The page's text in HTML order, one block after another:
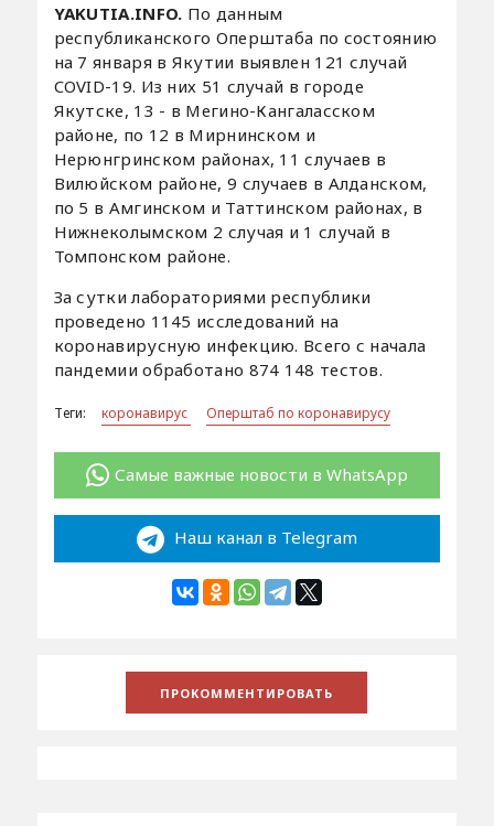
YAKUTIA.INFO. По данным
республиканского Оперштаба по состоянию
на 7 января в Якутии выявлен 121 случай
COVID-19. Из них 51 случай в городе
Якутске, 13 - в Мегино-Кангаласском
районе, по 12 в Мирнинском и
Нерюнгринском районах, 11 случаев в
Вилюйском районе, 9 случаев в Алданском,
по 5 в Амгинском и Таттинском районах, в
Нижнеколымском 2 случая и 1 случай в
Томпонском районе.
За сутки лабораториями республики
проведено 1145 исследований на
коронавирусную инфекцию. Всего с начала
пандемии обработано 874 148 тестов.
Теги: коронавирус Оперштаб по коронавирусу
Самые важные новости в WhatsApp
Наш канал в Telegram